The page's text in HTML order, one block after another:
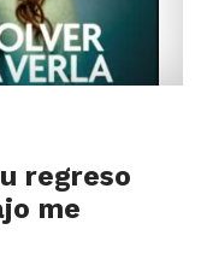
regreso
me